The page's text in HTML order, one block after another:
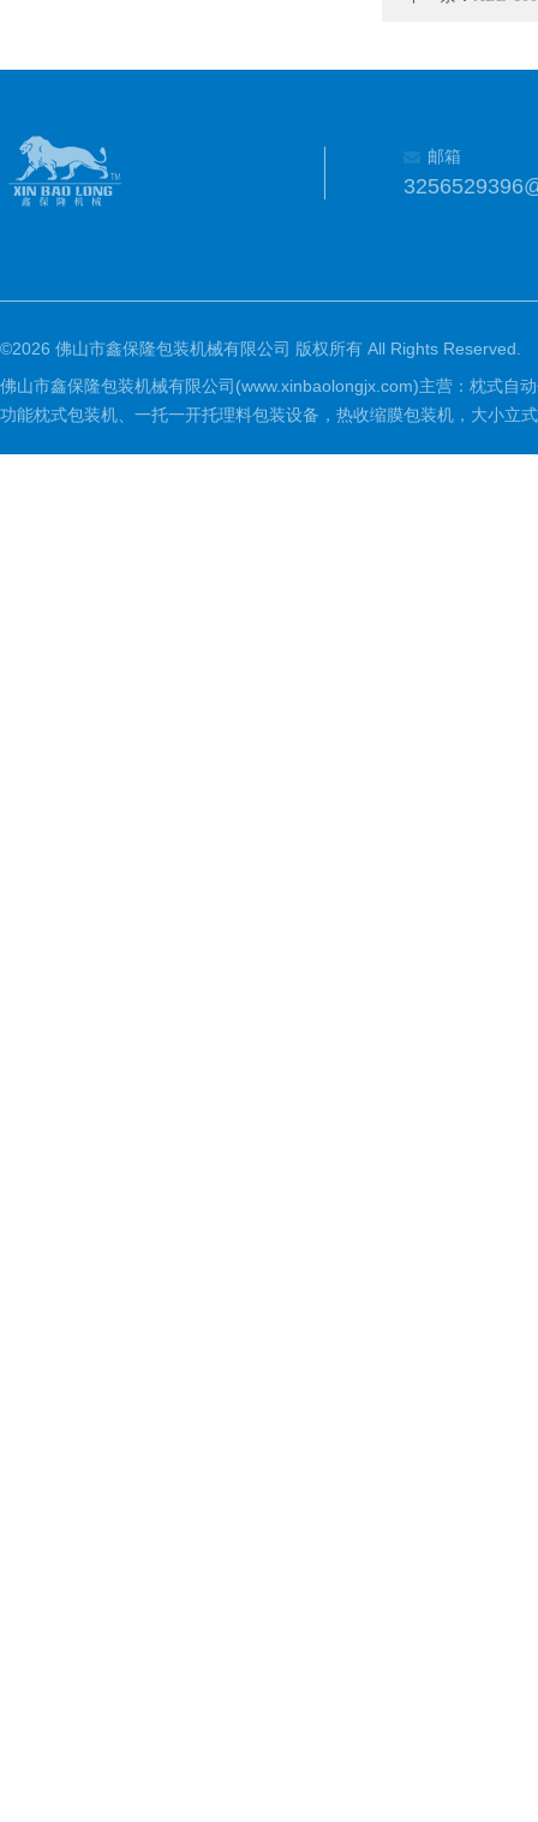
邮箱
©2026 佛山市鑫保隆包装机械有限公司 版权所有 All Rights Reserved.
佛山市鑫保隆包装机械有限公司(www.xinbaolongjx.com)主营：枕式自
功能枕式包装机、一托一开托理料包装设备，热收缩膜包装机，大小立